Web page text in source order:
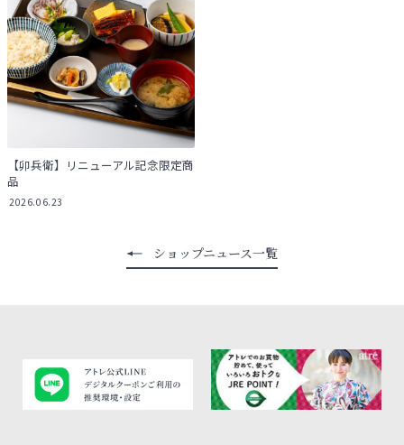
【卯兵衛】リニューアル記念限定商
品
2026.06.23
ショップニュース一覧